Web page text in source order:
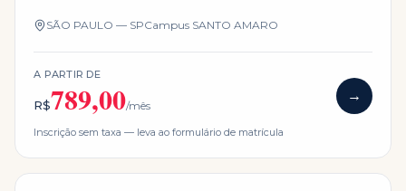
SÃO PAULO — SPCampus SANTO AMARO
A PARTIR DE
R$789,00/mês
→
Inscrição sem taxa — leva ao formulário de matrícula